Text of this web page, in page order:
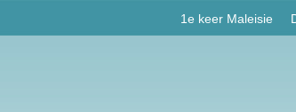
1e keer Maleisie